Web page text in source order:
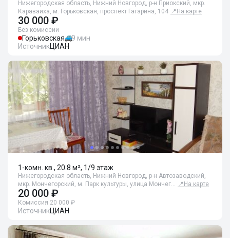
Нижегородская область, Нижний Новгород, р-н Приокский, мкр.
Караваиха, м. Горьковская, проспект Гагарина, 104 📍 На карте
30 000 ₽
Без комиссии
Горьковская
9 мин
ИсточникЦИАН
1-комн. кв., 20.8 м², 1/9 этаж
Нижегородская область, Нижний Новгород, р-н Автозаводский,
мкр. Мончегорский, м. Парк культуры, улица Мончег… 📍 На карте
20 000 ₽
Комиссия 20 000 ₽
ИсточникЦИАН